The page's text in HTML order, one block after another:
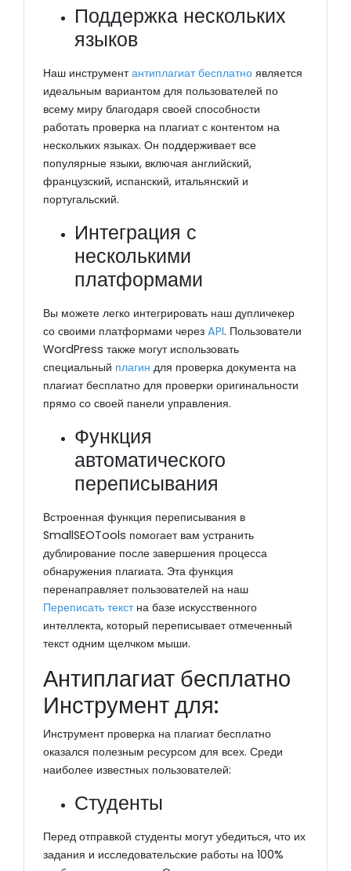
Поддержка нескольких
языков
Наш инструментантиплагиат бесплатно является
идеальным вариантом для пользователей по
всему миру благодаря своей способности
работать проверка на плагиат с контентом на
нескольких языках. Он поддерживает все
популярные языки, включая английский,
французский, испанский, итальянский и
португальский.
Интеграция с
несколькими
платформами
Вы можете легко интегрировать наш дупличекер
со своими платформами через API. Пользователи
WordPress также могут использовать
специальный плагин для проверка документа на
плагиат бесплатно для проверки оригинальности
прямо со своей панели управления.
Функция
автоматического
переписывания
Встроенная функция переписывания в
SmallSEOTools помогает вам устранить
дублирование после завершения процесса
обнаружения плагиата. Эта функция
перенаправляет пользователей на наш
Переписать текстна базе искусственного
интеллекта, который переписывает отмеченный
текст одним щелчком мыши.
Антиплагиат бесплатно
Инструмент для:
Инструмент проверка на плагиат бесплатно
оказался полезным ресурсом для всех. Среди
наиболее известных пользователей:
Студенты
Перед отправкой студенты могут убедиться, что их
задания и исследовательские работы на 100%